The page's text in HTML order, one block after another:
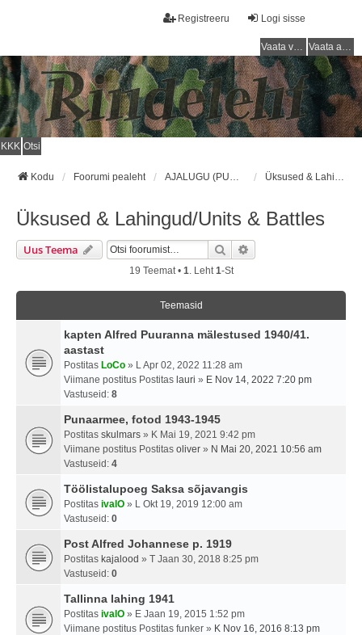
Logi sisse
Registreeru
Vaata vastamata teemasi Vaata aktiivseid teemasid
KKK Otsi
Kodu Foorumi pealeht AJALUGU (PUNAARMEE) / HISTORY (RED ARMY) Üksused & Lahingud/Units & Battles
Üksused & Lahingud/Units & Battles
Uus Teema Otsi
19 Teemat • 1. Leht1-st
Teemasid
kapten Alfred Puuranna mälestused 1940/41.
aastast
Postitas LoCo » L Apr 02, 2022 11:28 am
Viimane postitus Postitas lauri » E Nov 14, 2022 7:20 pm
Vastuseid: 8
Punaarmee, fotod 1943-1945
Postitas skulmars » K Mai 19, 2021 9:42 pm
Viimane postitus Postitas oliver » N Mai 20, 2021 10:56 am
Vastuseid: 4
Töölistalupoeg Saksa sõjavangis
Postitas ivalO » L Okt 19, 2019 12:00 am
Vastuseid: 0
Post Alfred Johannese p. 1919
Postitas kajalood » T Jaan 30, 2018 8:25 pm
Vastuseid: 0
Tallinna lahing 1941
Postitas ivalO » E Jaan 19, 2015 1:52 pm
Viimane postitus Postitas funker » K Nov 16, 2016 8:13 pm